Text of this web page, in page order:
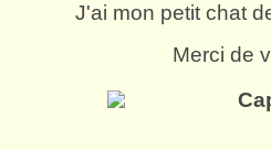
J'ai mon petit chat
Merci de